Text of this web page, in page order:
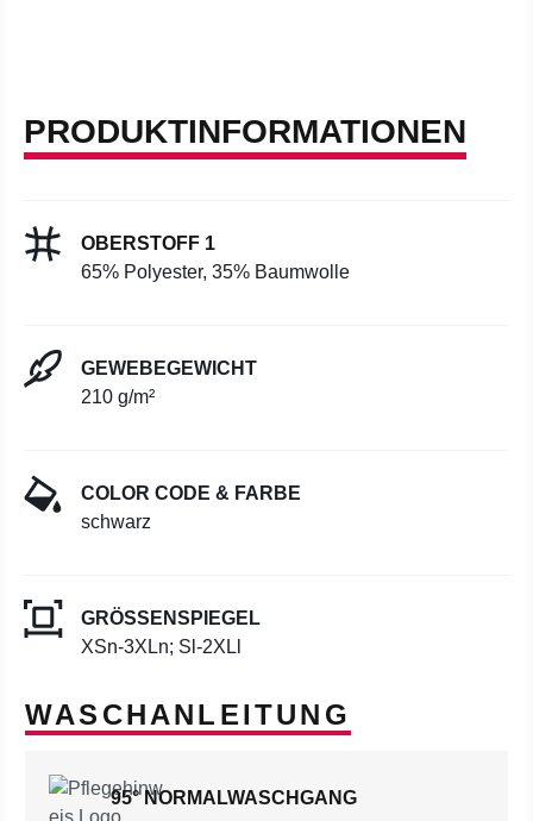
PRODUKTINFORMATIONEN
OBERSTOFF 1
65% Polyester, 35% Baumwolle
GEWEBEGEWICHT
210 g/m²
COLOR CODE & FARBE
schwarz
GRÖSSENSPIEGEL
XSn-3XLn; Sl-2XLl
WASCHANLEITUNG
95° NORMALWASCHGANG